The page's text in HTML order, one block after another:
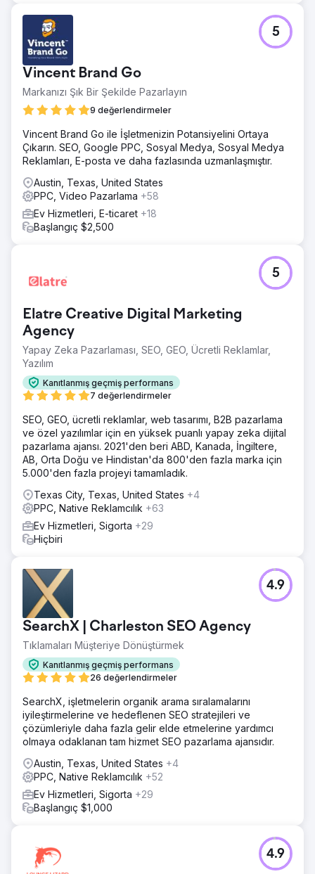
Vincent Brand Go
Markanızı Şık Bir Şekilde Pazarlayın
9 değerlendirmeler
5
Vincent Brand Go ile İşletmenizin Potansiyelini Ortaya
Çıkarın. SEO, Google PPC, Sosyal Medya, Sosyal Medya
Reklamları, E-posta ve daha fazlasında uzmanlaşmıştır.
Austin, Texas, United States
PPC, Video Pazarlama +58
Ev Hizmetleri, E-ticaret +18
Başlangıç $2,500
Elatre Creative Digital Marketing
Agency
Yapay Zeka Pazarlaması, SEO, GEO, Ücretli Reklamlar,
Yazılım
Kanıtlanmış geçmiş performans
7 değerlendirmeler
5
SEO, GEO, ücretli reklamlar, web tasarımı, B2B pazarlama
ve özel yazılımlar için en yüksek puanlı yapay zeka dijital
pazarlama ajansı. 2021'den beri ABD, Kanada, İngiltere,
AB, Orta Doğu ve Hindistan'da 800'den fazla marka için
5.000'den fazla projeyi tamamladık.
Texas City, Texas, United States +4
PPC, Native Reklamcılık +63
Ev Hizmetleri, Sigorta +29
Hiçbiri
SearchX | Charleston SEO Agency
Tıklamaları Müşteriye Dönüştürmek
Kanıtlanmış geçmiş performans
26 değerlendirmeler
4.9
SearchX, işletmelerin organik arama sıralamalarını
iyileştirmelerine ve hedeflenen SEO stratejileri ve
çözümleriyle daha fazla gelir elde etmelerine yardımcı
olmaya odaklanan tam hizmet SEO pazarlama ajansıdır.
Austin, Texas, United States +4
PPC, Native Reklamcılık +52
Ev Hizmetleri, Sigorta +29
Başlangıç $1,000
4.9